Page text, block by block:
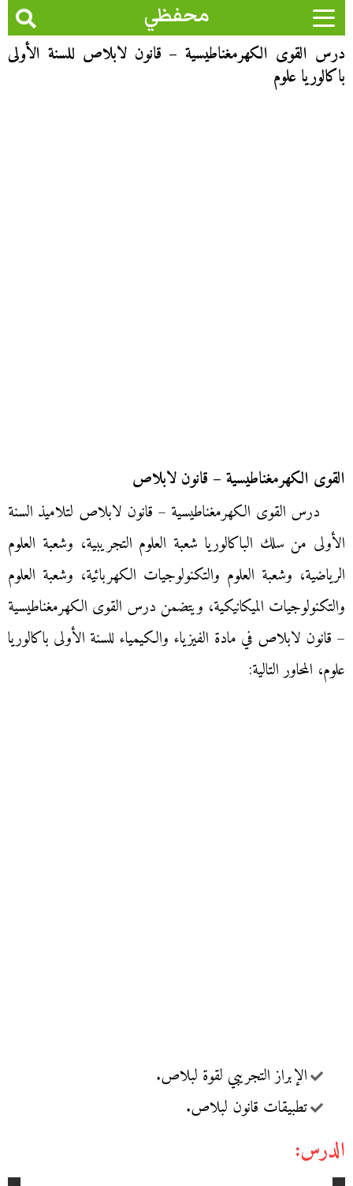
محفظي
درس القوى الكهرمغناطيسية – قانون لابلاص للسنة الأولى
باكالوريا علوم
القوى الكهرمغناطيسية – قانون لابلاص
درس القوى الكهرمغناطيسية – قانون لابلاص لتلاميذ السنة
الأولى من سلك الباكالوريا شعبة العلوم التجريبية، وشعبة العلوم
الرياضية، وشعبة العلوم والتكنولوجيات الكهربائية، وشعبة العلوم
والتكنولوجيات الميكانيكية، ويتضمن درس القوى الكهرمغناطيسية
– قانون لابلاص في مادة الفيزياء والكيمياء للسنة الأولى باكالوريا
علوم، المحاور التالية:
الإبراز التجريبي لقوة لبلاص.
تطبيقات قانون لبلاص.
الدرس: